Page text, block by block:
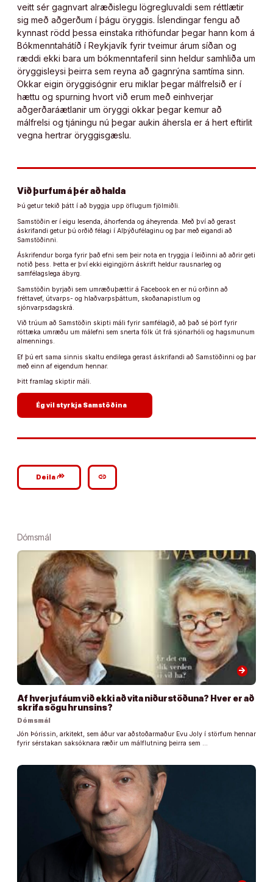
veitt sér gagnvart alræðislegu lögregluvaldi sem réttlætir
sig með aðgerðum í þágu öryggis. Íslendingar fengu að
kynnast rödd þessa einstaka rithöfundar þegar hann kom á
Bókmenntahátíð í Reykjavík fyrir tveimur árum síðan og
ræddi ekki bara um bókmenntaferil sinn heldur samhliða um
öryggisleysi þeirra sem reyna að gagnrýna samtíma sinn.
Okkar eigin öryggisógnir eru miklar þegar málfrelsið er í
hættu og spurning hvort við erum með einhverjar
aðgerðaráætlanir um öryggi okkar þegar kemur að
málfrelsi og tjáningu nú þegar aukin áhersla er á hert eftirlit
vegna hertrar öryggisgæslu.
Við þurfum á þér að halda
Þú getur tekið þátt í að byggja upp öflugum fjölmiðli.
Samstöðin er í eigu lesenda, áhorfenda og áheyrenda. Með því að gerast
áskrifandi getur þú orðið félagi í Alþýðufélaginu og þar með eigandi að
Samstöðinni.
Áskrifendur borga fyrir það efni sem þeir nota en tryggja í leiðinni að aðrir geti
notið þess. Þetta er því ekki eigingjörn áskrift heldur rausnarleg og
samfélagslega ábyrg.
Samstöðin byrjaði sem umræðuþættir á Facebook en er nú orðinn að
fréttavef, útvarps- og hlaðvarpsþáttum, skoðanapistlum og
sjónvarpsdagskrá.
Við trúum að Samstöðin skipti máli fyrir samfélagið, að það sé þörf fyrir
róttæka umræðu um málefni sem snerta fólk út frá sjónarhóli og hagsmunum
almennings.
Ef þú ert sama sinnis skaltu endilega gerast áskrifandi að Samstöðinni og þar
með einn af eigendum hennar.
Þitt framlag skiptir máli.
Ég vil styrkja Samstöðina
Deilagoogle_plus_reshare link
Dómsmál
arrow_forward
Af hverju fáum við ekki að vita niðurstöðuna? Hver er að
skrifa sögu hrunsins?
Dómsmál
Jón Þórissin, arkitekt, sem áður var aðstoðarmaður Evu Joly í störfum hennar
fyrir sérstakan saksóknara ræðir um málflutning þeirra sem …